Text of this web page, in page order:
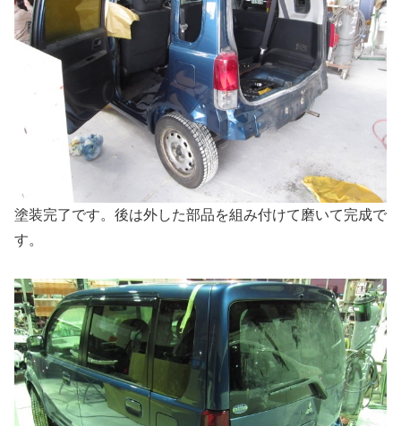
塗装完了です。後は外した部品を組み付けて磨いて完成で
す。